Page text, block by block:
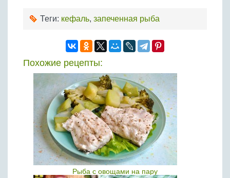
Теги: кефаль, запеченная рыба
Похожие рецепты:
Рыба с овощами на пару